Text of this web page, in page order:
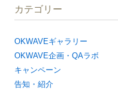
カテゴリー
OKWAVEギャラリー
OKWAVE企画・QAラボ
キャンペーン
告知・紹介